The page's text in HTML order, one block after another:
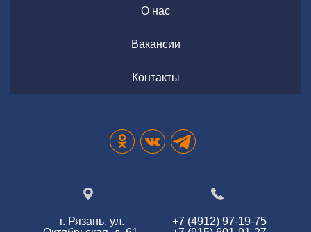
О нас
Вакансии
Контакты
г. Рязань, ул.
+7 (4912) 97-19-75